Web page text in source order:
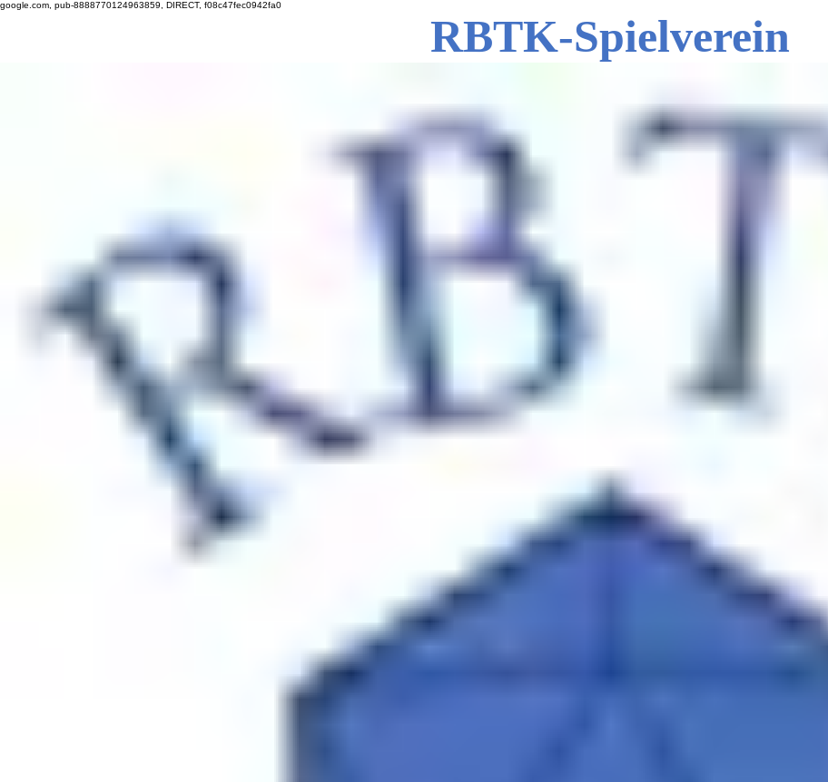
google.com, pub-8888770124963859, DIRECT, f08c47fec0942fa0
RBTK-Spielverein